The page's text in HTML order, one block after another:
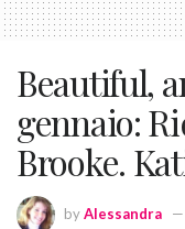
Beautiful,
gennaio:
Brooke.
byAlessandra